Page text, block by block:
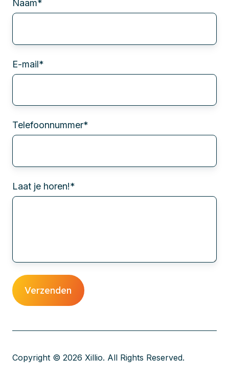
Naam*
E-mail*
Telefoonnummer*
Laat je horen!*
Copyright © 2026 Xillio. All Rights Reserved.